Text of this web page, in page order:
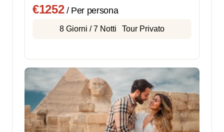
€1252/ Per persona
8 Giorni / 7 Notti Tour Privato